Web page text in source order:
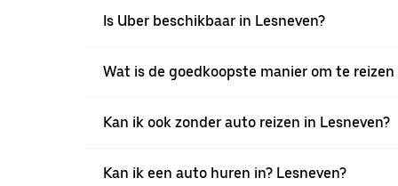
Is Uber beschikbaar in Lesneven?
Wat is de goedkoopste manier om te reizen
Kan ik ook zonder auto reizen in Lesneven?
Kan ik een auto huren in? Lesneven?